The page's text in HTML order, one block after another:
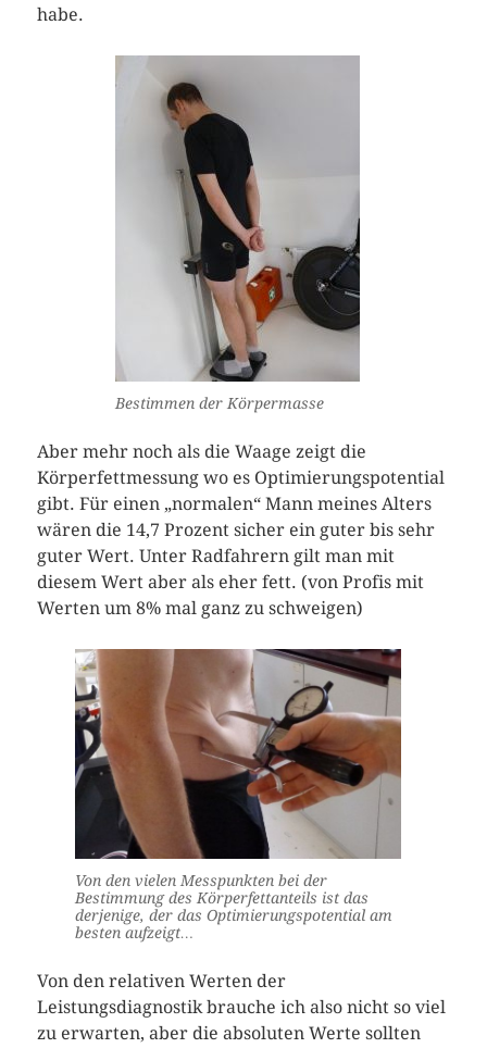
habe.
Bestimmen der Körpermasse
Aber mehr noch als die Waage zeigt die
Körperfettmessung wo es Optimierungspotential
gibt. Für einen „normalen“ Mann meines Alters
wären die 14,7 Prozent sicher ein guter bis sehr
guter Wert. Unter Radfahrern gilt man mit
diesem Wert aber als eher fett. (von Profis mit
Werten um 8% mal ganz zu schweigen)
Von den vielen Messpunkten bei der
Bestimmung des Körperfettanteils ist das
derjenige, der das Optimierungspotential am
besten aufzeigt…
Von den relativen Werten der
Leistungsdiagnostik brauche ich also nicht so viel
zu erwarten, aber die absoluten Werte sollten